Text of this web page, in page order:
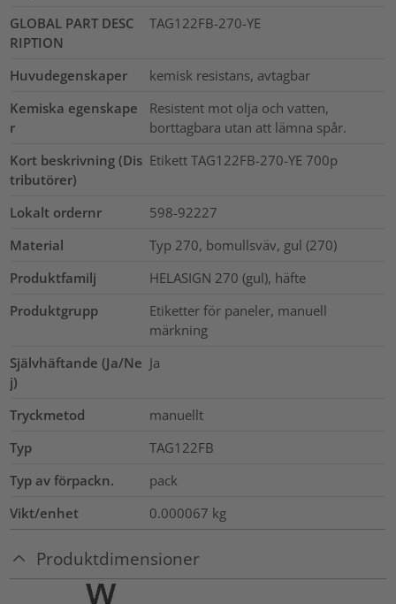
GLOBAL PART DESC
RIPTION
TAG122FB-270-YE
Huvudegenskaper
kemisk resistans, avtagbar
Kemiska egenskape
r
Resistent mot olja och vatten,
borttagbara utan att lämna spår.
Kort beskrivning (Dis
tributörer)
Etikett TAG122FB-270-YE 700p
Lokalt ordernr
598-92227
Material
Typ 270, bomullsväv, gul (270)
Produktfamilj
HELASIGN 270 (gul), häfte
Produktgrupp
Etiketter för paneler, manuell
märkning
Självhäftande (Ja/Ne
j)
Ja
Tryckmetod
manuellt
Typ
TAG122FB
Typ av förpackn.
pack
Vikt/enhet
0.000067 kg
Produktdimensioner